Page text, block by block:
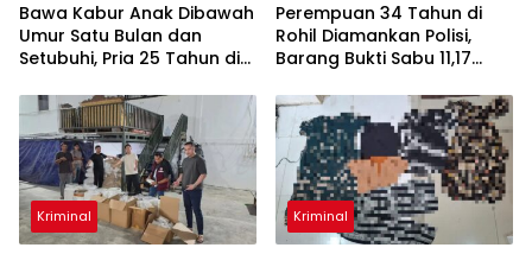
Bawa Kabur Anak Dibawah
Umur Satu Bulan dan
Setubuhi, Pria 25 Tahun di
Perempuan 34 Tahun di
Rohil Diamankan Polisi,
Barang Bukti Sabu 11,17
Kriminal Kriminal